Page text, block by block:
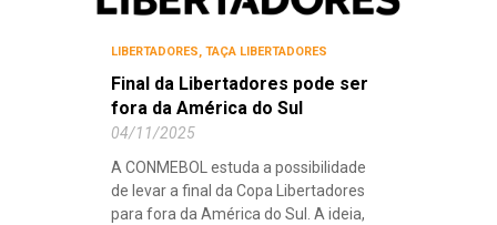
LIBERTADORES, TAÇA LIBERTADORES
Final da Libertadores pode ser
fora da América do Sul
04/11/2025
A CONMEBOL estuda a possibilidade
de levar a final da Copa Libertadores
para fora da América do Sul. A ideia,